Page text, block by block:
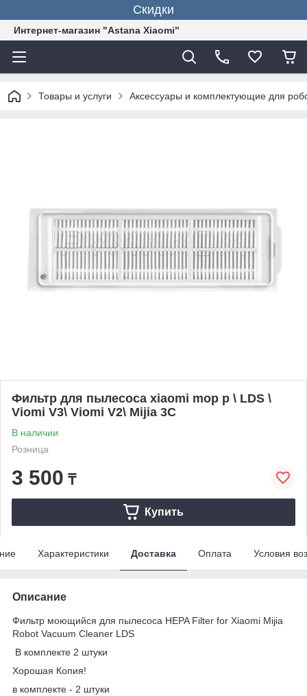
Скидки
Интернет-магазин "Astana Xiaomi"
Товары и услуги Аксессуары и комплектующие для
Фильтр для пылесоса xiaomi mop p \ LDS \
Viomi V3\ Viomi V2\ Mijia 3C
В наличии
Розница
3 500 ₸
Купить
Характеристики Доставка Оплата Условия
Описание
Фильтр моющийся для пылесоса HEPA Filter for Xiaomi Mijia
Robot Vacuum Cleaner LDS
В комплекте 2 штуки
Хорошая Копия!
в комплекте - 2 штуки